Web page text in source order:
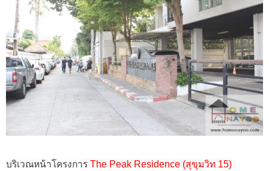
บริเวณหน้าโครงการ The Peak Residence (สุขุมวิท 15)